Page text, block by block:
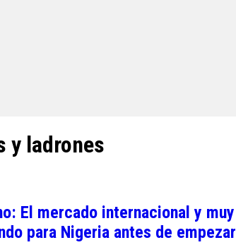
y ladrones
El mercado internacional y muy
para Nigeria antes de empezar